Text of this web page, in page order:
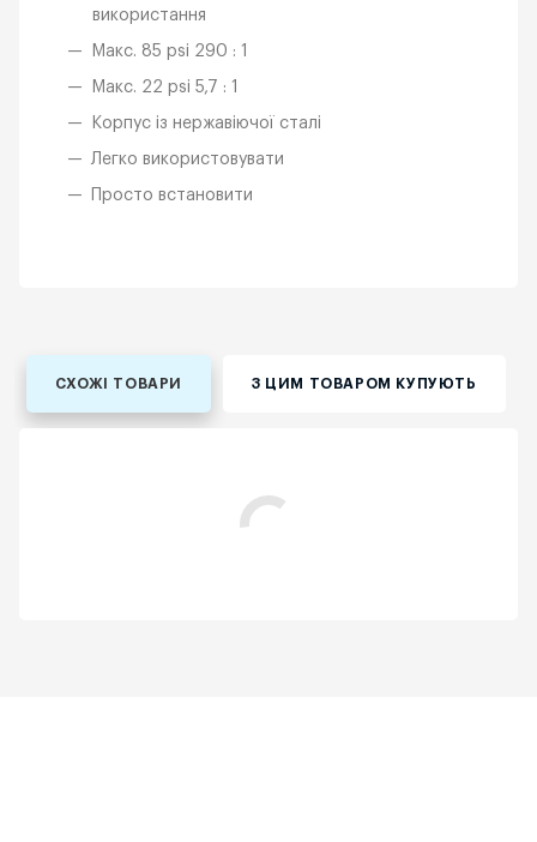
використання
Макс. 85 psi 290 : 1
Макс. 22 psi 5,7 : 1
Корпус із нержавіючої сталі
Легко використовувати
Просто встановити
СХОЖІ ТОВАРИ З ЦИМ ТОВАРОМ КУПУЮТЬ